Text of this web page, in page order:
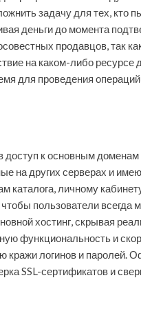
задачу для тех, кто
деньги до момента
продавцов, так
на каком-либо
для проведения
к основным
на других серверах и
личному
пользователи всегда
хостинг, скрывая
функциональность и
кражи логинов и
SSL-сертификатов и